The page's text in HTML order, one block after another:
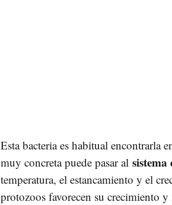
Esta bacteria es habitual encontrarla
muy concreta puede pasar al
temperatura, el estancamiento y el
protozoos favorecen su crecimiento